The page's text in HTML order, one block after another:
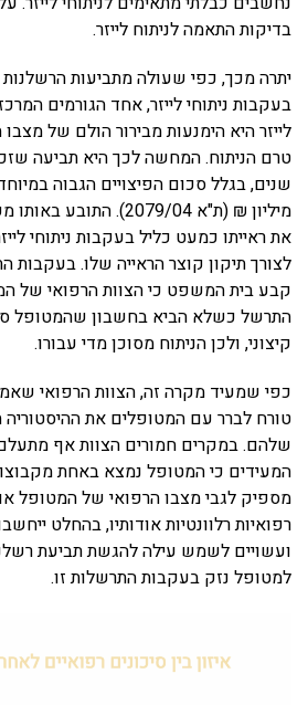
בדיקות התאמה לניתוח לייזר.
יתרה מכך, כפי שעולה מתביעות
בעקבות ניתוחי לייזר, אחד הגורמים
לייזר היא הימנעות מבירור הולם של
טרם הניתוח. המחשה לכך היא תביעה
מיליון ₪ (ת"א 2079/04).
את ראייתו כמעט כליל בעקבות ניתוחי
לצורך תיקון קוצר הראייה שלו.
קבע בית המשפט כי הצוות הרפואי של
התרשל כשלא הביא בחשבון שהמטופל
קיצוני, ולכן הניתוח מסוכן מדי עבורו.
כפי שמעיד מקרה זה, הצוות הרפואי
טורח לברר עם המטופלים את ההיסטוריה
שלהם. במקרים חמורים הצוות אף
המעידים כי המטופל נמצא באחת
מספיק לגבי מצבו הרפואי של המטופל
רפואיות רלוונטיות אודותיו, בהחלט
ועשויים לשמש עילה להגשת תביעת
למטופל נזק בעקבות התרשלות זו.